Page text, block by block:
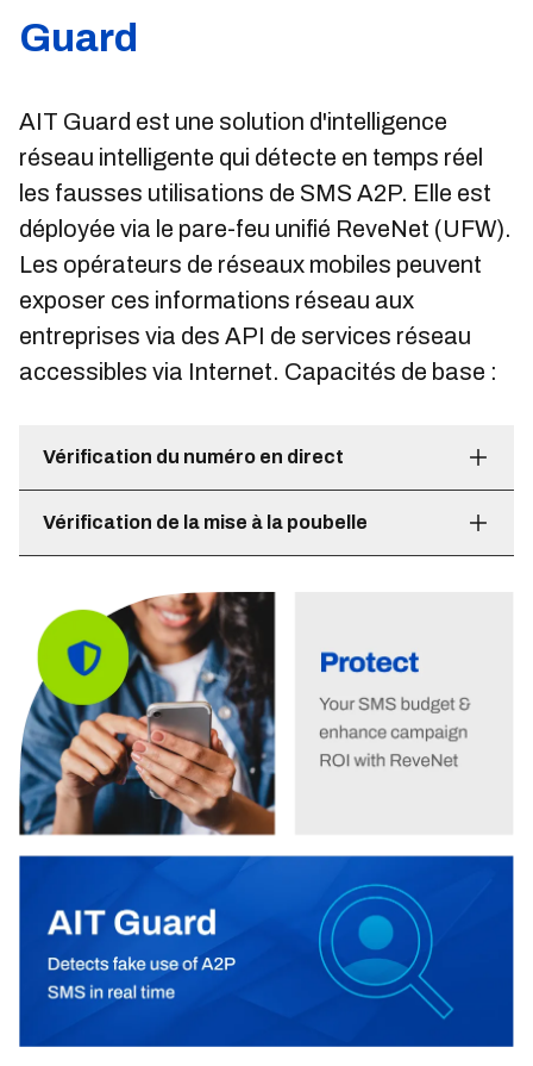
Guard
AIT Guard est une solution d'intelligence
réseau intelligente qui détecte en temps réel
les fausses utilisations de SMS A2P. Elle est
déployée via le pare-feu unifié ReveNet (UFW).
Les opérateurs de réseaux mobiles peuvent
exposer ces informations réseau aux
entreprises via des API de services réseau
accessibles via Internet. Capacités de base :
Vérification du numéro en direct
Vérification de la mise à la poubelle